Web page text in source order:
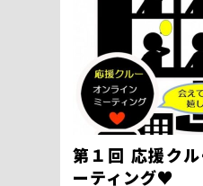
第１回 応援ク
ーティング♥